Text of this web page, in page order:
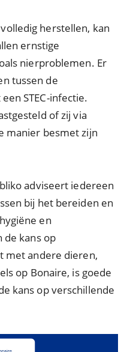
herstellen, kan
ernstige
nierproblemen. Er
tussen de
STEC-infectie.
of zij via
manier besmet zijn
adviseert iedereen
bij het bereiden en
en
kans op
met andere dieren,
op Bonaire, is goede
kans op verschillende